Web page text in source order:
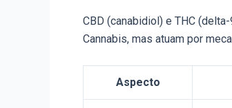
CBD (canabidiol) e THC
Cannabis, mas atuam por
Aspecto